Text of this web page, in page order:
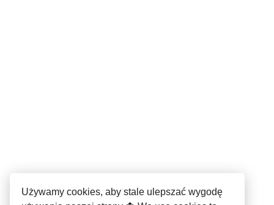
Używamy cookies, aby stale ulepszać wygodę